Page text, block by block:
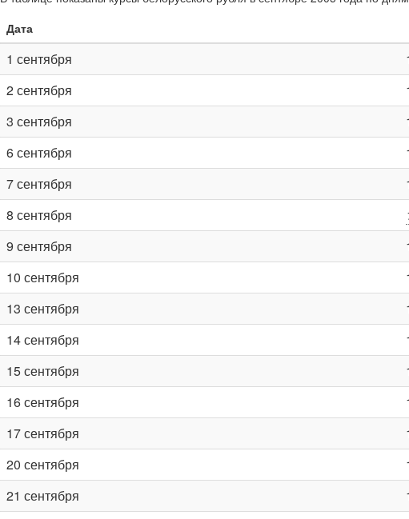
Дата
1 сентября
2 сентября
3 сентября
6 сентября
7 сентября
8 сентября
9 сентября
10 сентября
13 сентября
14 сентября
15 сентября
16 сентября
17 сентября
20 сентября
21 сентября